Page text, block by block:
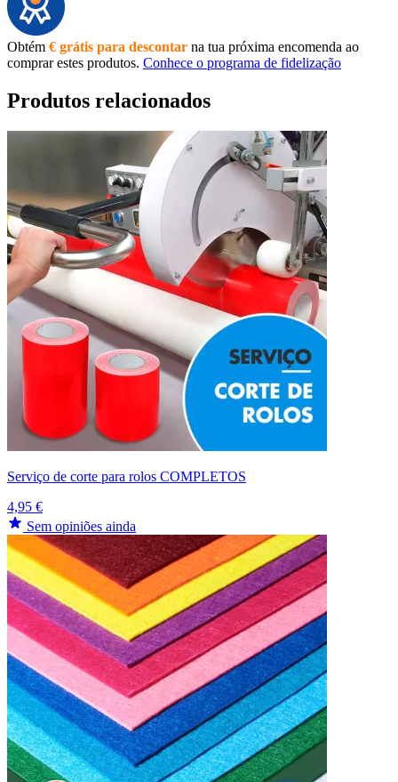
Obtém € grátis para descontar na tua próxima encomenda ao
comprar estes produtos. Conhece o programa de fidelização
Produtos relacionados
Serviço de corte para rolos COMPLETOS
4,95 €
Sem opiniões ainda